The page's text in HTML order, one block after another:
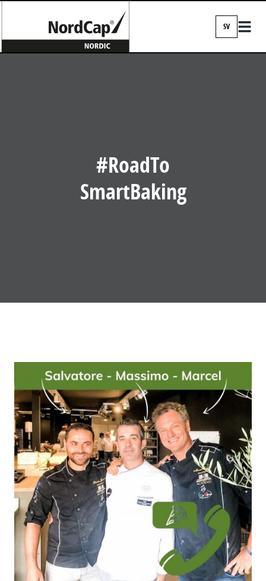
SV
#RoadTo
SmartBaking